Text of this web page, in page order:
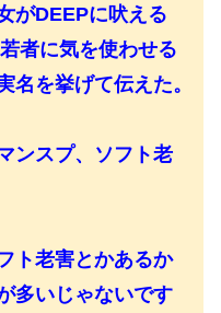
がDEEPに吠える
者に気を使わせる
名を挙げて伝えた。
ンスプ、ソフト老
ト老害とかあるか
多いじゃないです